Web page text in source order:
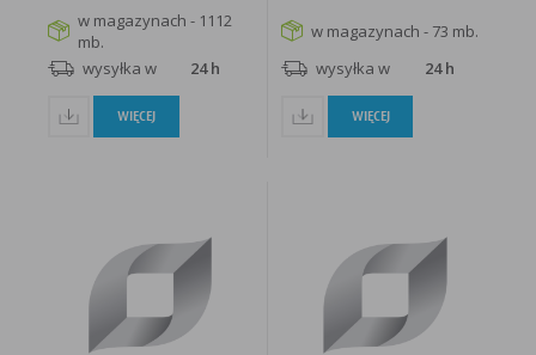
w magazynach - 1112
mb.
wysyłka w
24 h
WIĘCEJ
w magazynach - 73 mb.
wysyłka w
24 h
WIĘCEJ